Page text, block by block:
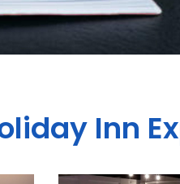
Inn